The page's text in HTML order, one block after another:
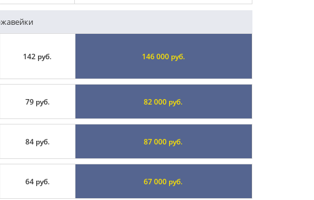
142 руб. 146 000 руб.
79 руб. 82 000 руб.
84 руб. 87 000 руб.
64 руб. 67 000 руб.